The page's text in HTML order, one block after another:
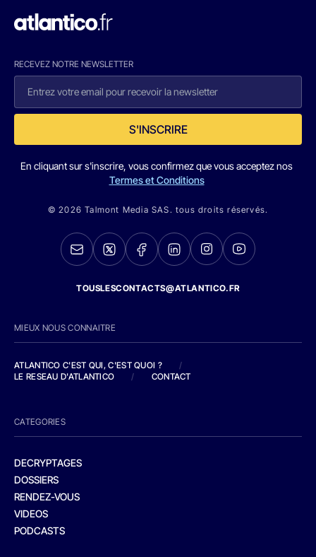
RECEVEZ NOTRE NEWSLETTER
S'INSCRIRE
En cliquant sur s'inscrire, vous confirmez que vous acceptez nos
Termes et Conditions
© 2026 Talmont Media SAS. tous droits réservés.
TOUSLESCONTACTS@ATLANTICO.FR
MIEUX NOUS CONNAITRE
ATLANTICO C'EST QUI, C'EST QUOI ?
/
LE RESEAU D'ATLANTICO
/ CONTACT
CATEGORIES
DECRYPTAGES
DOSSIERS
RENDEZ-VOUS
VIDEOS
PODCASTS